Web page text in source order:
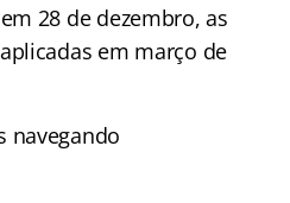
28 de dezembro, as
em março de
navegando